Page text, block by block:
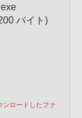
使用権と
本ソフト
は全部を
派生物の
限定され
バイト)
ンロードしたファ